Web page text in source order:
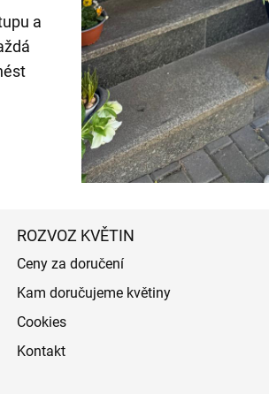
a
ROZVOZ KVĚTIN
Ceny za doručení
Kam doručujeme květiny
Cookies
Kontakt